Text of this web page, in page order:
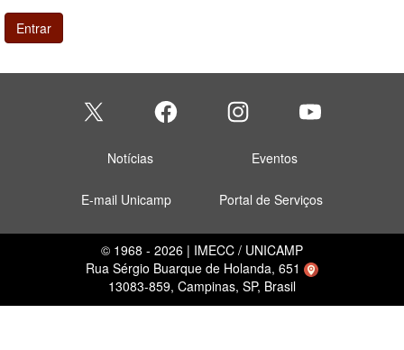
Entrar
Notícias Eventos
E-mail Unicamp Portal de Serviços
© 1968 - 2026 | IMECC / UNICAMP
Rua Sérgio Buarque de Holanda, 651
13083-859, Campinas, SP, Brasil